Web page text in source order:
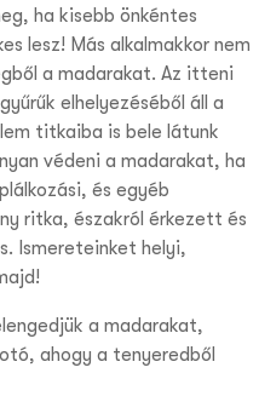
ha kisebb önkéntes
lesz! Más alkalmakkor nem
a madarakat. Az itteni
elhelyezéséből áll a
titkaiba is bele látunk
védeni a madarakat, ha
és egyéb
ritka, északról érkezett és
Ismereteinket helyi,
a madarakat,
ahogy a tenyeredből